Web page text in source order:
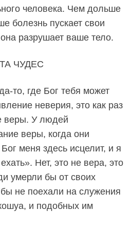
человека. Чем дольше
болезнь пускает свои
разрушает ваше тело.
ЧУДЕС
то, где Бог тебя может
неверия, это как раз
веры. У людей
веры, когда они
меня здесь исцелит, и я
Нет, это не вера, это
умерли бы от своих
не поехали на служения
и подобных им